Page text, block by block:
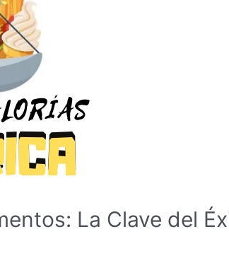
La Clave del